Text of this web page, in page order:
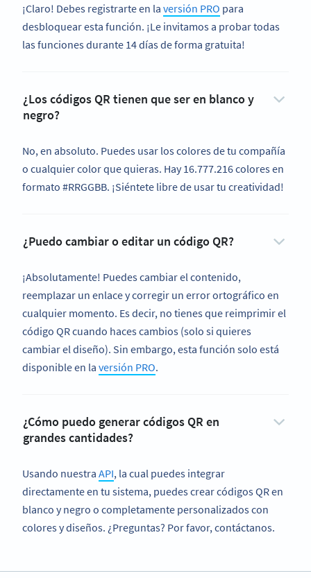
¡Claro! Debes registrarte en la versión PRO para
desbloquear esta función. ¡Le invitamos a probar todas
las funciones durante 14 días de forma gratuita!
¿Los códigos QR tienen que ser en blanco y
negro?
No, en absoluto. Puedes usar los colores de tu compañía
o cualquier color que quieras. Hay 16.777.216 colores en
formato #RRGGBB. ¡Siéntete libre de usar tu creatividad!
¿Puedo cambiar o editar un código QR?
¡Absolutamente! Puedes cambiar el contenido,
reemplazar un enlace y corregir un error ortográfico en
cualquier momento. Es decir, no tienes que reimprimir el
código QR cuando haces cambios (solo si quieres
cambiar el diseño). Sin embargo, esta función solo está
disponible en la versión PRO.
¿Cómo puedo generar códigos QR en
grandes cantidades?
Usando nuestra API, la cual puedes integrar
directamente en tu sistema, puedes crear códigos QR en
blanco y negro o completamente personalizados con
colores y diseños. ¿Preguntas? Por favor, contáctanos.